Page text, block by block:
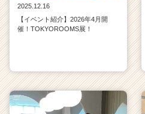
2025.12.16
【イベント紹介】2026年4月開
催！TOKYOROOMS展！